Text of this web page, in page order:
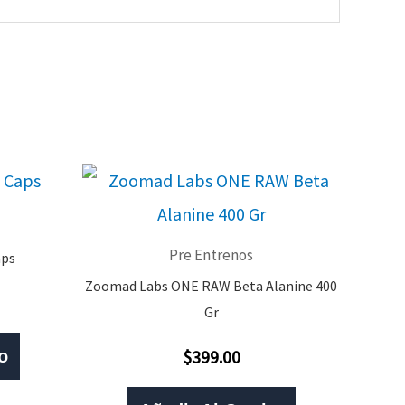
Pre Entrenos
Zoomad Labs ONE RAW Beta Alanine 400
Gr
Valorado
0
$399.00